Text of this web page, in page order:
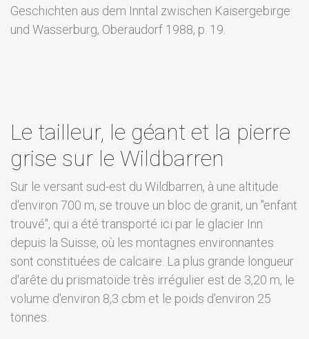
Geschichten aus dem Inntal zwischen Kaisergebirge
und Wasserburg, Oberaudorf 1988, p. 19.
Le tailleur, le géant et la pierre
grise sur le Wildbarren
Sur le versant sud-est du Wildbarren, à une altitude
d'environ 700 m, se trouve un bloc de granit, un "enfant
trouvé", qui a été transporté ici par le glacier Inn
depuis la Suisse, où les montagnes environnantes
sont constituées de calcaire. La plus grande longueur
d'arête du prismatoïde très irrégulier est de 3,20 m, le
volume d'environ 8,3 cbm et le poids d'environ 25
tonnes.